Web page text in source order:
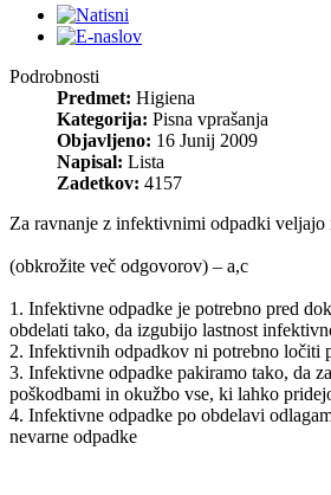
Podrobnosti
Predmet: Higiena
Kategorija: Pisna vprašanja
Objavljeno: 16 Junij 2009
Napisal: Lista
Zadetkov: 4157
Za ravnanje z infektivnimi odpadki veljajo
(obkrožite več odgovorov) – a,c
1. Infektivne odpadke je potrebno pred
obdelati tako, da izgubijo lastnost
2. Infektivnih odpadkov ni potrebno ločiti
3. Infektivne odpadke pakiramo tako, da
poškodbami in okužbo vse, ki lahko
4. Infektivne odpadke po obdelavi
nevarne odpadke